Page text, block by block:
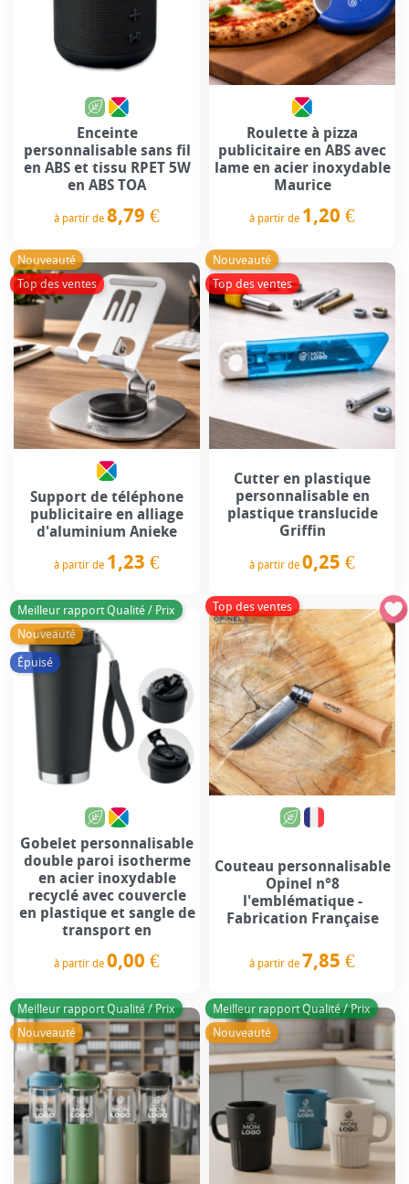
Enceinte
personnalisable sans fil
en ABS et tissu RPET 5W
en ABS TOA
à partir de 8,79 €
Roulette à pizza
publicitaire en ABS avec
lame en acier inoxydable
Maurice
à partir de 1,20 €
Nouveauté
Top des ventes
Support de téléphone
publicitaire en alliage
d'aluminium Anieke
à partir de 1,23 €
Nouveauté
Top des ventes
Cutter en plastique
personnalisable en
plastique translucide
Griffin
à partir de 0,25 €
Meilleur rapport Qualité / Prix
Nouveauté
Épuisé
Gobelet personnalisable
double paroi isotherme
en acier inoxydable
recyclé avec couvercle
en plastique et sangle de
transport en
à partir de 0,00 €
Top des ventes
Couteau personnalisable
Opinel n°8
l'emblématique -
Fabrication Française
à partir de 7,85 €
Meilleur rapport Qualité / Prix
Nouveauté
Meilleur rapport Qualité / Prix
Nouveauté